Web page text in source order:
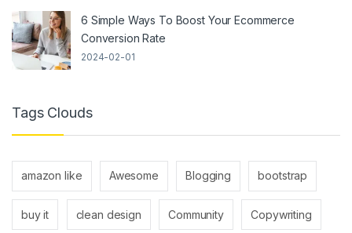
6 Simple Ways To Boost Your Ecommerce
Conversion Rate
2024-02-01
Tags Clouds
amazon like Awesome Blogging bootstrap
buy it clean design Community Copywriting